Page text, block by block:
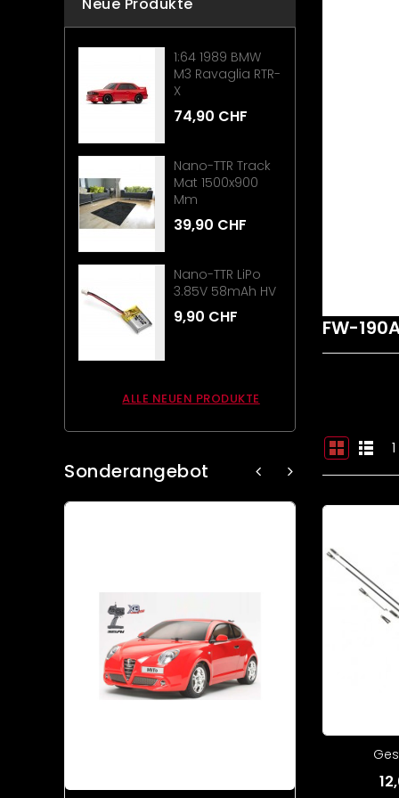
1:64 1989 BMW
M3 Ravaglia RTR-
X
74,90 CHF
Nano-TTR Track
Mat 1500x900
Mm
39,90 CHF
Nano-TTR LiPo
3.85V 58mAh HV
9,90 CHF
ALLE NEUEN PRODUKTE
Sonderangebot
FW-